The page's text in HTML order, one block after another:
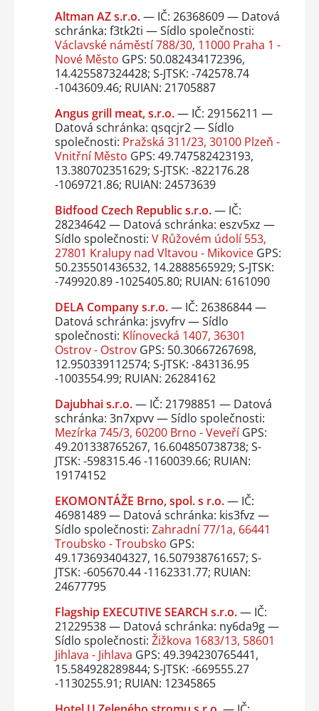
Altman AZ s.r.o.— IČ: 26368609 — Datová
schránka: f3tk2ti — Sídlo společnosti:
Václavské náměstí 788/30, 11000 Praha 1 -
Nové Město GPS: 50.082434172396,
14.425587324428; S-JTSK: -742578.74
-1043609.46; RUIAN: 21705887
Angus grill meat, s.r.o.— IČ: 29156211 —
Datová schránka: qsqcjr2 — Sídlo
společnosti: Pražská 311/23, 30100 Plzeň -
Vnitřní Město GPS: 49.747582423193,
13.380702351629; S-JTSK: -822176.28
-1069721.86; RUIAN: 24573639
Bidfood Czech Republic s.r.o.— IČ:
28234642 — Datová schránka: eszv5xz —
Sídlo společnosti: V Růžovém údolí 553,
27801 Kralupy nad Vltavou - MikoviceGPS:
50.235501436532, 14.2888565929; S-JTSK:
-749920.89 -1025405.80; RUIAN: 6161090
DELA Company s.r.o.— IČ: 26386844 —
Datová schránka: jsvyfrv — Sídlo
společnosti: Klínovecká 1407, 36301
Ostrov - OstrovGPS: 50.30667267698,
12.950339112574; S-JTSK: -843136.95
-1003554.99; RUIAN: 26284162
Dajubhai s.r.o.— IČ: 21798851 — Datová
schránka: 3n7xpvv — Sídlo společnosti:
Mezírka 745/3, 60200 Brno - VeveříGPS:
49.201338765267, 16.604850738738; S-
JTSK: -598315.46 -1160039.66; RUIAN:
19174152
EKOMONTÁŽE Brno, spol. s r.o.— IČ:
46981489 — Datová schránka: kis3fvz —
Sídlo společnosti: Zahradní 77/1a, 66441
Troubsko - Troubsko GPS:
49.173693404327, 16.507938761657; S-
JTSK: -605670.44 -1162331.77; RUIAN:
24677795
Flagship EXECUTIVE SEARCH s.r.o.— IČ:
21229538 — Datová schránka: ny6da9g —
Sídlo společnosti: Žižkova 1683/13, 58601
Jihlava - Jihlava GPS: 49.394230765441,
15.584928289844; S-JTSK: -669555.27
-1130255.91; RUIAN: 12345865